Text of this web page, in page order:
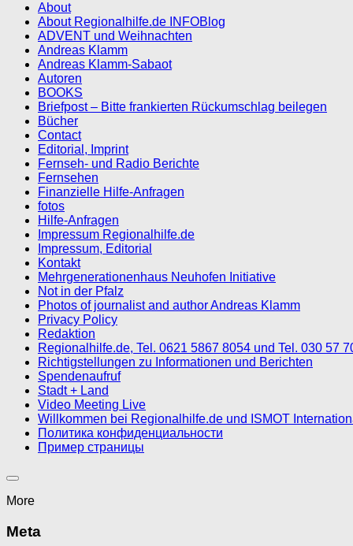
About
About Regionalhilfe.de INFOBlog
ADVENT und Weihnachten
Andreas Klamm
Andreas Klamm-Sabaot
Autoren
BOOKS
Briefpost – Bitte frankierten Rückumschlag beilegen
Bücher
Contact
Editorial, Imprint
Fernseh- und Radio Berichte
Fernsehen
Finanzielle Hilfe-Anfragen
fotos
Hilfe-Anfragen
Impressum Regionalhilfe.de
Impressum, Editorial
Kontakt
Mehrgenerationenhaus Neuhofen Initiative
Not in der Pfalz
Photos of journalist and author Andreas Klamm
Privacy Policy
Redaktion
Regionalhilfe.de, Tel. 0621 5867 8054 und Tel. 030 57
Richtigstellungen zu Informationen und Berichten
Spendenaufruf
Stadt + Land
Video Meeting Live
Willkommen bei Regionalhilfe.de und ISMOT
Политика конфиденциальности
Пример страницы
More
Meta